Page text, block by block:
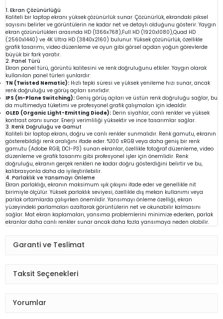
1. Ekran Çözünürlüğü
Kaliteli bir laptop ekranı yüksek çözünürlük sunar. Çözünürlük, ekrandaki piksel
sayısını belirler ve görüntülerin ne kadar net ve detaylı olduğunu gösterir. Yaygın
ekran çözünürlükleri arasında HD (1366x768),Full HD (1920x1080),Quad HD
(2560x1440) ve 4K Ultra HD (3840x2160) bulunur. Yüksek çözünürlük, özellikle
grafik tasarımı, video düzenleme ve oyun gibi görsel açıdan yoğun görevlerde
büyük bir fark yaratır.
2. Panel Türü
Ekran panel türü, görüntü kalitesini ve renk doğruluğunu etkiler. Yaygın olarak
kullanılan panel türleri şunlardır:
TN (Twisted Nematic): Hızlı tepki süresi ve yüksek yenileme hızı sunar, ancak
renk doğruluğu ve görüş açıları sınırlıdır.
IPS (In-Plane Switching): Geniş görüş açıları ve üstün renk doğruluğu sağlar, bu
da multimedya tüketimi ve profesyonel grafik çalışmaları için idealdir.
OLED (Organic Light-Emitting Diode): Derin siyahlar, canlı renkler ve yüksek
kontrast oranı sunar. Enerji verimliliği yüksektir ve ince tasarımlar sağlar.
3. Renk Doğruluğu ve Gamut
Kaliteli bir laptop ekranı, doğru ve canlı renkler sunmalıdır. Renk gamutu, ekranın
gösterebildiği renk aralığını ifade eder. %100 sRGB veya daha geniş bir renk
gamutu (Adobe RGB, DCI-P3) sunan ekranlar, özellikle fotoğraf düzenleme, video
düzenleme ve grafik tasarımı gibi profesyonel işler için önemlidir. Renk
doğruluğu, ekranın gerçek renkleri ne kadar doğru gösterdiğini belirtir ve bu,
kalibrasyonla daha da iyileştirilebilir.
4. Parlaklık ve Yansımayı Önleme
Ekran parlaklığı, ekranın maksimum ışık çıkışını ifade eder ve genellikle nit
birimiyle ölçülür. Yüksek parlaklık seviyesi, özellikle dış mekan kullanımı veya
parlak ortamlarda çalışırken önemlidir. Yansımayı önleme özelliği, ekran
yüzeyindeki parlamaları azaltarak görüntülerin net ve okunabilir kalmasını
sağlar. Mat ekran kaplamaları, yansıma problemlerini minimize ederken, parlak
ekranlar daha canlı renkler sunar ancak daha fazla yansımaya neden olabilir.
Garanti ve Teslimat
Taksit Seçenekleri
Yorumlar